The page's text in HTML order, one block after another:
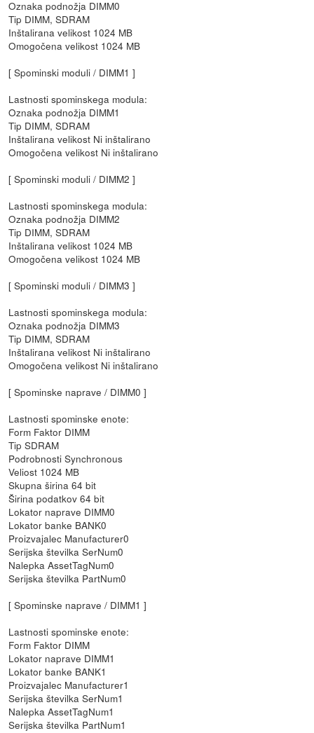
Oznaka podnožja DIMM0
Tip DIMM, SDRAM
Inštalirana velikost 1024 MB
Omogočena velikost 1024 MB
[ Spominski moduli / DIMM1 ]
Lastnosti spominskega modula:
Oznaka podnožja DIMM1
Tip DIMM, SDRAM
Inštalirana velikost Ni inštalirano
Omogočena velikost Ni inštalirano
[ Spominski moduli / DIMM2 ]
Lastnosti spominskega modula:
Oznaka podnožja DIMM2
Tip DIMM, SDRAM
Inštalirana velikost 1024 MB
Omogočena velikost 1024 MB
[ Spominski moduli / DIMM3 ]
Lastnosti spominskega modula:
Oznaka podnožja DIMM3
Tip DIMM, SDRAM
Inštalirana velikost Ni inštalirano
Omogočena velikost Ni inštalirano
[ Spominske naprave / DIMM0 ]
Lastnosti spominske enote:
Form Faktor DIMM
Tip SDRAM
Podrobnosti Synchronous
Veliost 1024 MB
Skupna širina 64 bit
Širina podatkov 64 bit
Lokator naprave DIMM0
Lokator banke BANK0
Proizvajalec Manufacturer0
Serijska številka SerNum0
Nalepka AssetTagNum0
Serijska številka PartNum0
[ Spominske naprave / DIMM1 ]
Lastnosti spominske enote:
Form Faktor DIMM
Lokator naprave DIMM1
Lokator banke BANK1
Proizvajalec Manufacturer1
Serijska številka SerNum1
Nalepka AssetTagNum1
Serijska številka PartNum1